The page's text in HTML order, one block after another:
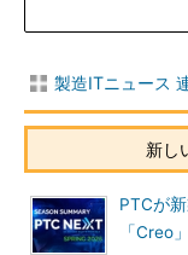
製造ITニュース
新し
PTCが
「Creo